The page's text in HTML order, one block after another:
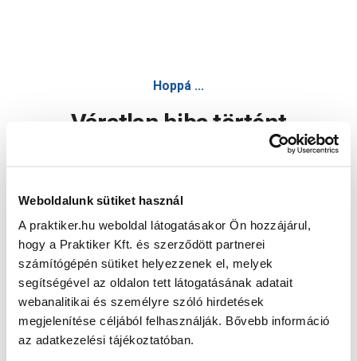
Weboldalunk sütiket használ
A praktiker.hu weboldal látogatásakor Ön hozzájárul,
hogy a Praktiker Kft. és szerződött partnerei
számítógépén sütiket helyezzenek el, melyek
segítségével az oldalon tett látogatásának adatait
webanalitikai és személyre szóló hirdetések
megjelenítése céljából felhasználják. Bővebb információ
az adatkezelési tájékoztatóban.
Hoppá ...
Váratlan hiba történt
Oldal újratöltése